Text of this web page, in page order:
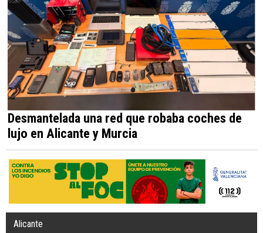
Desmantelada una red que robaba coches de
lujo en Alicante y Murcia
Alicante